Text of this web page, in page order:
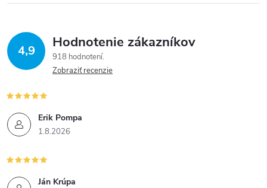
4,9 Hodnotenie zákazníkov
918 hodnotení
Zobraziť recenzie
Erik Pompa
1.8.2026
Ján Krúpa